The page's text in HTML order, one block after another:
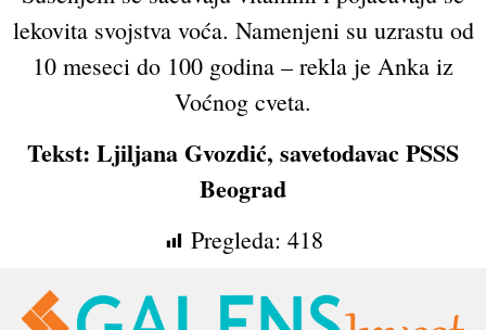
lekovita svojstva voća. Namenjeni su uzrastu od
10 meseci do 100 godina – rekla je Anka iz
Voćnog cveta.
Tekst: Ljiljana Gvozdić, savetodavac PSSS
Beograd
Pregleda: 418